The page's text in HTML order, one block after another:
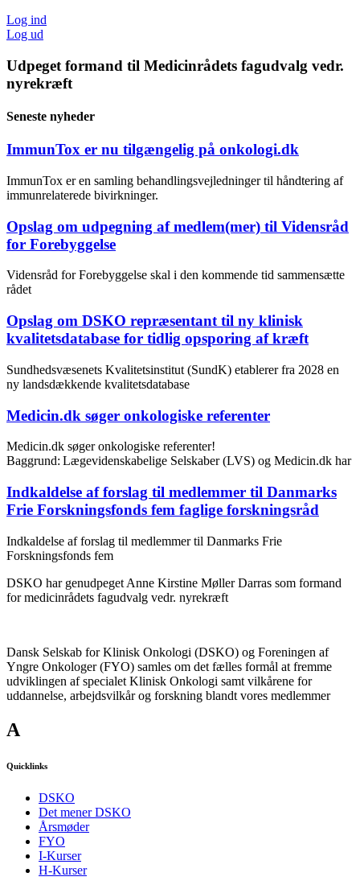
Log ind
Log ud
Udpeget formand til Medicinrådets fagudvalg vedr.
nyrekræft
Seneste nyheder
ImmunTox er nu tilgængelig på onkologi.dk
ImmunTox er en samling behandlingsvejledninger til håndtering af
immunrelaterede bivirkninger.
Opslag om udpegning af medlem(mer) til Vidensråd
for Forebyggelse
Vidensråd for Forebyggelse skal i den kommende tid sammensætte
rådet
Opslag om DSKO repræsentant til ny klinisk
kvalitetsdatabase for tidlig opsporing af kræft
Sundhedsvæsenets Kvalitetsinstitut (SundK) etablerer fra 2028 en
ny landsdækkende kvalitetsdatabase
Medicin.dk søger onkologiske referenter
Medicin.dk søger onkologiske referenter!
Baggrund: Lægevidenskabelige Selskaber (LVS) og Medicin.dk har
Indkaldelse af forslag til medlemmer til Danmarks
Frie Forskningsfonds fem faglige forskningsråd
Indkaldelse af forslag til medlemmer til Danmarks Frie
Forskningsfonds fem
DSKO har genudpeget Anne Kirstine Møller Darras som formand
for medicinrådets fagudvalg vedr. nyrekræft
Dansk Selskab for Klinisk Onkologi (DSKO) og Foreningen af
Yngre Onkologer (FYO) samles om det fælles formål at fremme
udviklingen af specialet Klinisk Onkologi samt vilkårene for
uddannelse, arbejdsvilkår og forskning blandt vores medlemmer
A
Quicklinks
DSKO
Det mener DSKO
Årsmøder
FYO
I-Kurser
H-Kurser